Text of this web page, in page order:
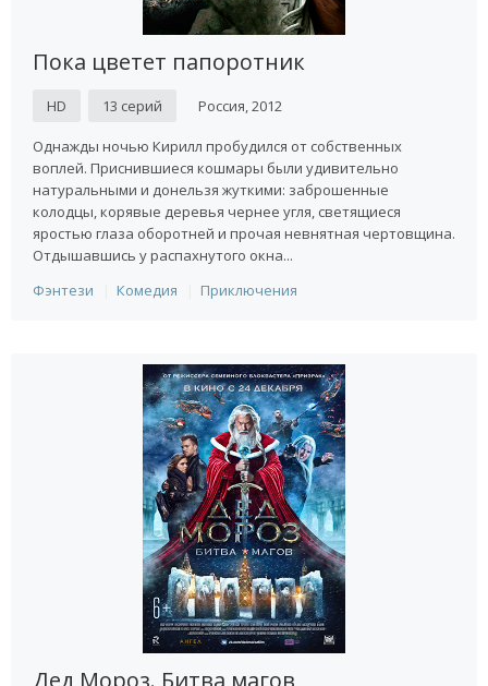
Пока цветет папоротник
HD 13 серий Россия, 2012
Однажды ночью Кирилл пробудился от собственных
воплей. Приснившиеся кошмары были удивительно
натуральными и донельзя жуткими: заброшенные
колодцы, корявые деревья чернее угля, светящиеся
яростью глаза оборотней и прочая невнятная чертовщина.
Отдышавшись у распахнутого окна...
Фэнтези
Комедия Приключения
Дед Мороз. Битва магов